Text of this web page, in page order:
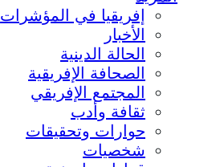
إفريقيا في المؤشرات
الأخبار
الحالة الدينية
الصحافة الإفريقية
المجتمع الإفريقي
ثقافة وأدب
حوارات وتحقيقات
شخصيات